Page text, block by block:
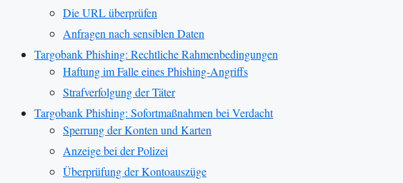
Die URL überprüfen
Anfragen nach sensiblen Daten
Targobank Phishing: Rechtliche Rahmenbedingungen
Haftung im Falle eines Phishing-Angriffs
Strafverfolgung der Täter
Targobank Phishing: Sofortmaßnahmen bei Verdacht
Sperrung der Konten und Karten
Anzeige bei der Polizei
Überprüfung der Kontoauszüge